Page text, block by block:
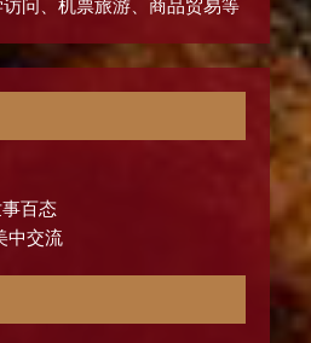
问、机票旅游、商品贸易等
百态
中交流